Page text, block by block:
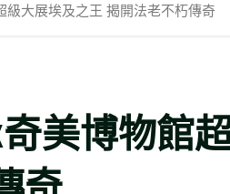
級大展埃及之王 揭開法老不朽傳奇
美博物館